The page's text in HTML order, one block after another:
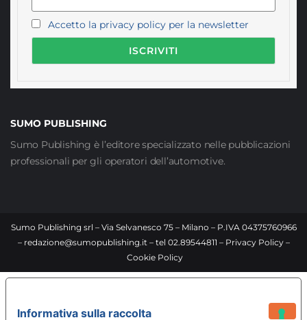
Accetto la privacy policy per la newsletter
SUMO PUBLISHING
Sumo Publishing è l’editore specializzato nelle pubblicazioni
professionali per gli operatori dell’automotive.
Sumo Publishing srl – Via Selvanesco 75 – Milano – P.IVA 04375760966
– redazione@sumopublishing.it– tel 02.89544811 – Privacy Policy–
Cookie Policy
Informativa sulla raccolta